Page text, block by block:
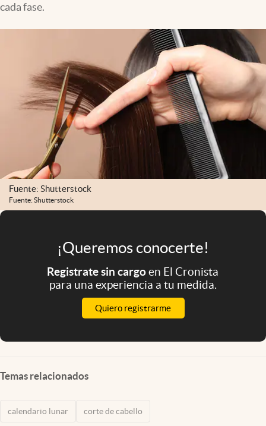
Infotechnology
Clase
Mundial 2026
Eventos Corporativos
El Cronista Studio
abre en nueva pestaña
Argentina
cada fase.
Fuente: Shutterstock
Fuente: Shutterstock
¡Queremos conocerte!
Registrate sin cargoen El Cronista
para una experiencia a tu medida.
Quiero registrarme
Temas relacionados
calendario lunar corte de cabello